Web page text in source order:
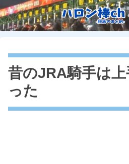
昔のJRA騎手は
った